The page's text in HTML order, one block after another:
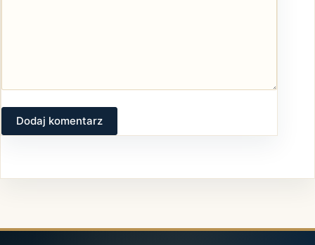
Dodaj komentarz